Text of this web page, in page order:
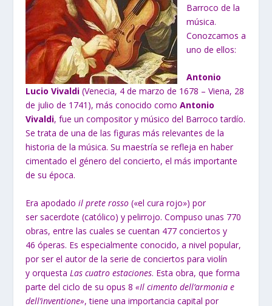
Barroco de la
música.
Conozcamos a
uno de ellos:
Antonio
Lucio Vivaldi (Venecia, 4 de marzo de 1678 – Viena, 28
de julio de 1741), más conocido comoAntonio
Vivaldi, fue un compositor y músico del Barroco tardío.
Se trata de una de las figuras más relevantes de la
historia de la música. Su maestría se refleja en haber
cimentado el género del concierto, el más importante
de su época.
Era apodadoil prete rosso («el cura rojo») por
ser sacerdote (católico) y pelirrojo. Compuso unas 770
obras, entre las cuales se cuentan 477 conciertos y
46 óperas. Es especialmente conocido, a nivel popular,
por ser el autor de la serie de conciertos para violín
y orquesta Las cuatro estaciones. Esta obra, que forma
parte del ciclo de su opus 8«Il cimento dell’armonia e
dell’inventione», tiene una importancia capital por